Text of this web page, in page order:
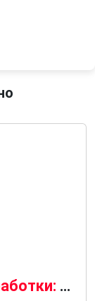
Три кита современной разработки: Python, JavaScript и SQL в экосистеме IT-проектов